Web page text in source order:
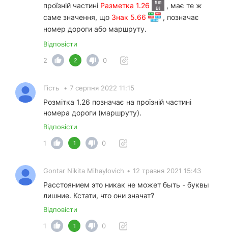
проїзній частині Разметка 1.26
, має те ж
саме значення, що Знак 5.66
, позначає
номер дороги або маршруту.
Відповісти
2
2 0
Гість • 7 серпня 2022 11:15
Розмітка 1.26 позначає на проїзній частині
номера дороги (маршруту).
Відповісти
1
1 0
Gontar Nikita Mihaylovich • 12 травня 2021 15:43
Расстоянием это никак не может быть - буквы
лишние. Кстати, что они значат?
Відповісти
1
1 0